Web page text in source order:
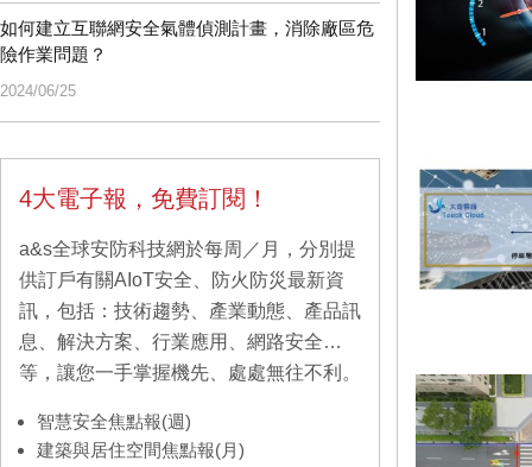
如何建立互聯網安全氣體偵測計畫，消除廠區危
險作業問題？
2024/06/25
4大電子報，免費訂閱！
a&s全球安防科技網於每周／月，分別提
供訂戶有關AIoT安全、防火防災最新資
訊，包括：技術趨勢、產業動態、產品訊
息、解決方案、行業應用、網路安全…
等，讓您一手掌握機先、處處無往不利。
智慧安全焦點報(週)
建築與居住空間焦點報(月)